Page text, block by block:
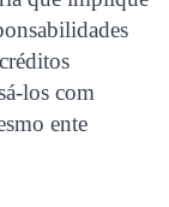
los com
ente